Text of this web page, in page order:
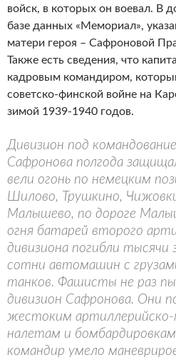
войск, в которых он воевал. В
базе данных «Мемориал»,
матери героя – Сафроновой
Также есть сведения, что
кадровым командиром,
советско-финской войне на
зимой 1939-1940 годов.
Дивизион под
Сафронова полгода
вели огонь по немецким
Шилово, Трушкино,
Малышево, по дороге
огня батарей второго
дивизиона погибли тысячи
сотни автомашин с
танков. Фашисты не раз
дивизион Сафронова. Они
жестоким
налетам и
командир умело